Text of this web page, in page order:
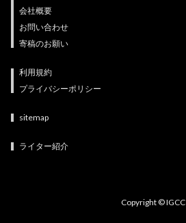
会社概要
お問い合わせ
寄稿のお願い
利用規約
プライバシーポリシー
sitemap
ライター紹介
Copyright © IGCC